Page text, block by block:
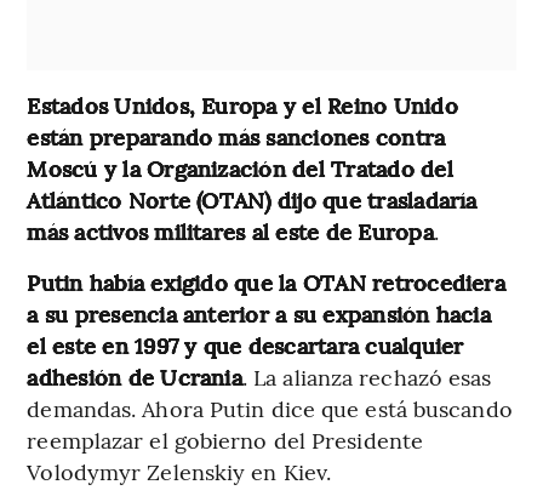
Estados Unidos, Europa y el Reino Unido
están preparando más sanciones contra
Moscú y la Organización del Tratado del
Atlántico Norte (OTAN) dijo que trasladaría
más activos militares al este de Europa.
Putin había exigido que la OTAN retrocediera
a su presencia anterior a su expansión hacia
el este en 1997 y que descartara cualquier
adhesión de Ucrania. La alianza rechazó esas
demandas. Ahora Putin dice que está buscando
reemplazar el gobierno del Presidente
Volodymyr Zelenskiy en Kiev.